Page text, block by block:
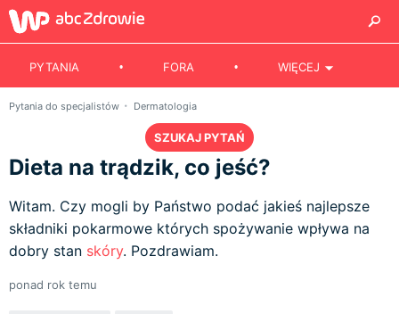
PYTANIA FORA WIĘCEJ
Pytania do specjalistów Dermatologia
SZUKAJ PYTAŃ
Dieta na trądzik, co jeść?
Witam. Czy mogli by Państwo podać jakieś najlepsze
składniki pokarmowe których spożywanie wpływa na
dobry stan skóry. Pozdrawiam.
ponad rok temu